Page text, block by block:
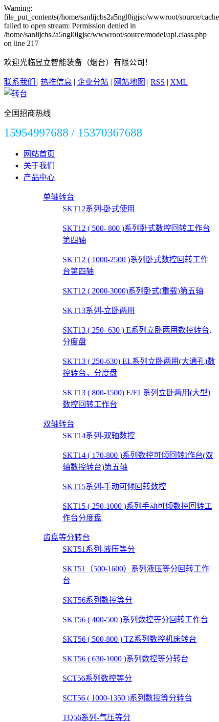
Warning:
file_put_contents(/home/sanlijcbs2a5ngl0igjsc/wwwroot/source/
failed to open stream: Permission denied in
/home/sanlijcbs2a5ngl0igjsc/wwwroot/source/model/api.class.php
on line 217
欢迎光临昱立智能装备（烟台）有限公司！
联系我们 | 热推信息 | 企业分站 | 网站地图 | RSS | XML
全国招商热线
15954997688 / 15370367688
网站首页
关于我们
产品中心
单轴转台
SKT12系列-卧式使用
SKT12 ( 500- 800 )系列卧式数控回转工作台
第四轴
SKT12 ( 1000-2500 )系列卧式数控回转工作
台第四轴
SKT12 ( 2000-3000)系列卧式(重载)第五轴
SKT13系列-立卧两用
SKT13 ( 250- 630 ) E系列立卧两用数控转台,
分度盘
SKT13 ( 250-630) EL系列立卧两用(大通孔)数
控转台，分度盘
SKT13 ( 800-1500) E/EL系列立卧两用(大型)
数控回转工作台
双轴转台
SKT14系列-双轴数控
SKT14 ( 170-800 )系列数控可倾回转I作台(双
轴数控转台)第五轴
SKT15系列-手动可倾回转数控
SKT15 ( 250-1000 )系列手动可倾数控回转工
作台分度盘
齿盘等分转台
SKT51系列-液压等分
SKT51（500-1600）系列液压等分回转工作
台
SKT56系列数控等分
SKT56 ( 400-500 )系列数控等分回转工作台
SKT56 ( 500-800 ) TZ系列数控机床转台
SKT56 ( 630-1000 )系列数控等分转台
SCT56系列数控等分
SCT56 ( 1000-1350 )系列数控等分转台
TQ56系列-气压等分